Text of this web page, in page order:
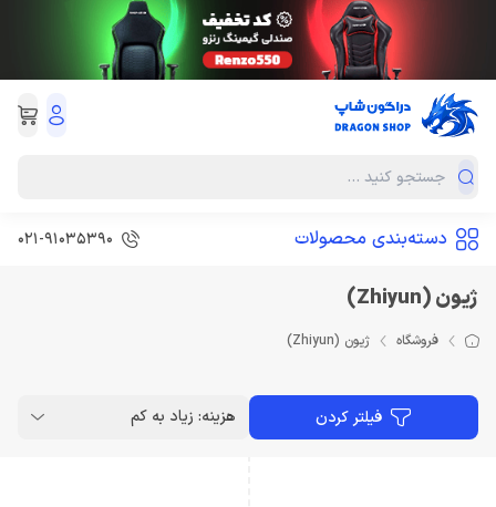
دسته‌بندی محصولات 021-91035390
ژیون (Zhiyun)
فروشگاه ژیون (Zhiyun)
فیلتر کردن هزینه: زیاد به کم